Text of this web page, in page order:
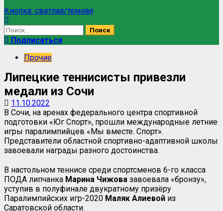
Кнопка: светлая/темная
Найти:
Подписаться
Прочие
Липецкие теннисисты привезли
медали из Сочи
11.10.2022
В Сочи, на аренах федерального центра спортивной
подготовки «Юг Спорт», прошли международные летние
игры паралимпийцев «Мы вместе. Спорт».
Представители областной спортивно-адаптивной школы
завоевали награды разного достоинства.
В настольном теннисе среди спортсменов 6-го класса
ПОДА липчанка Марина Чижова завоевала «бронзу»,
уступив в полуфинале двукратному призёру
Паралимпийских игр-2020 Маляк Алиевой из
Саратовской области.